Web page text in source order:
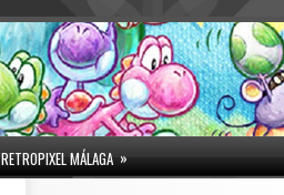
RETROPIXEL MÁLAGA »